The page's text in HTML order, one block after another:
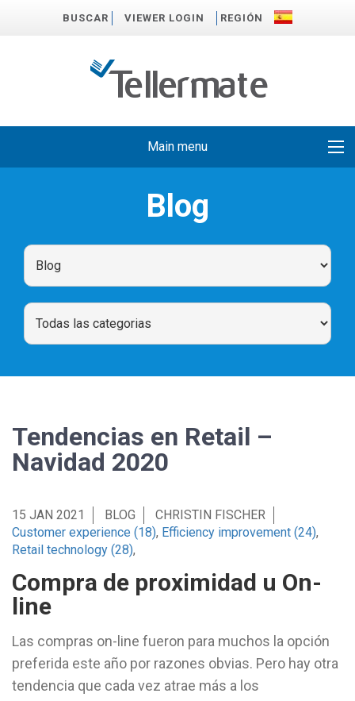
BUSCAR VIEWER LOGIN REGIÓN
Main menu
Blog
Tendencias en Retail –
Navidad 2020
15 JAN 2021 BLOG
CHRISTIN FISCHER
Customer experience (18), Efficiency improvement (24),
Retail technology (28),
Compra de proximidad u On-
line
Las compras on-line fueron para muchos la opción
preferida este año por razones obvias. Pero hay otra
tendencia que cada vez atrae más a los